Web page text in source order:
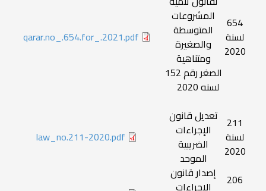
654
لسنة
2020
المشروعات
المتوسطة
والصغيرة
ومتناهية
الصغر رقم 152
qarar.no_.654.for_.2021.pdf
211
لسنة
2020
تعديل قانون
الإجراءات
الضريبية
الموحد
law_no.211-2020.pdf
206
إصدار قانون
الإجراءات